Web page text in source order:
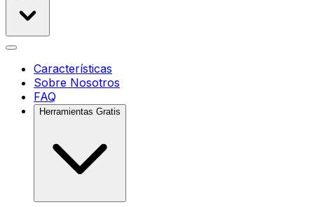
Características
Sobre Nosotros
FAQ
Herramientas Gratis